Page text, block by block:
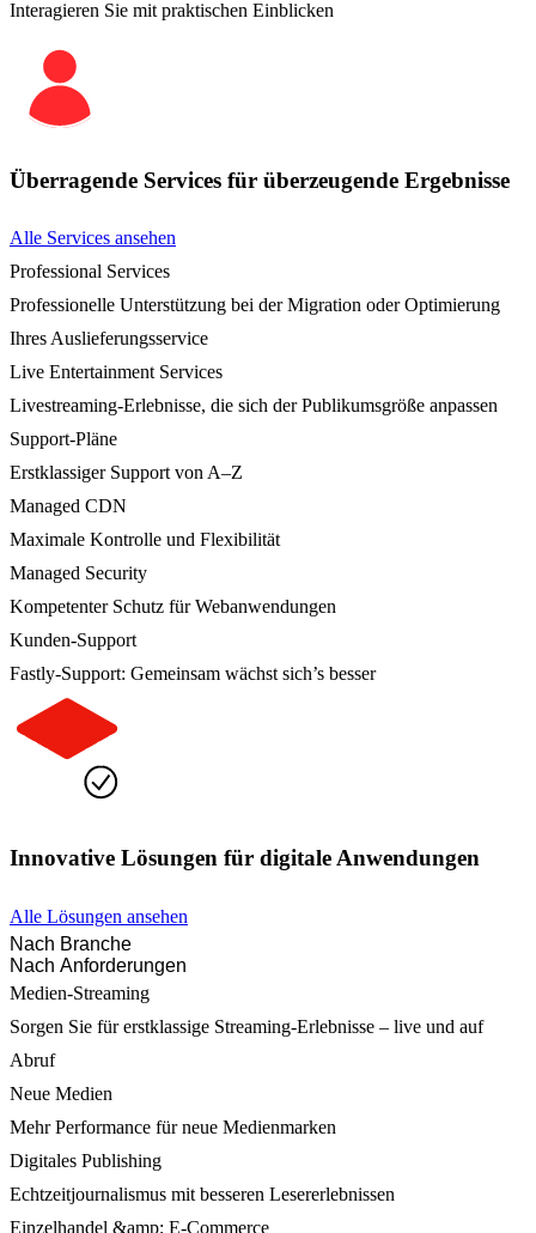
Interagieren Sie mit praktischen Einblicken
Überragende Services für überzeugende Ergebnisse
Alle Services ansehen
Professional Services
Professionelle Unterstützung bei der Migration oder Optimierung
Ihres Auslieferungsservice
Live Entertainment Services
Livestreaming-Erlebnisse, die sich der Publikumsgröße anpassen
Support-Pläne
Erstklassiger Support von A–Z
Managed CDN
Maximale Kontrolle und Flexibilität
Managed Security
Kompetenter Schutz für Webanwendungen
Kunden-Support
Fastly-Support: Gemeinsam wächst sich’s besser
Innovative Lösungen für digitale Anwendungen
Alle Lösungen ansehen
Nach Branche
Nach Anforderungen
Medien-Streaming
Sorgen Sie für erstklassige Streaming-Erlebnisse – live und auf
Abruf
Neue Medien
Mehr Performance für neue Medienmarken
Digitales Publishing
Echtzeitjournalismus mit besseren Lesererlebnissen
Einzelhandel &amp; E-Commerce